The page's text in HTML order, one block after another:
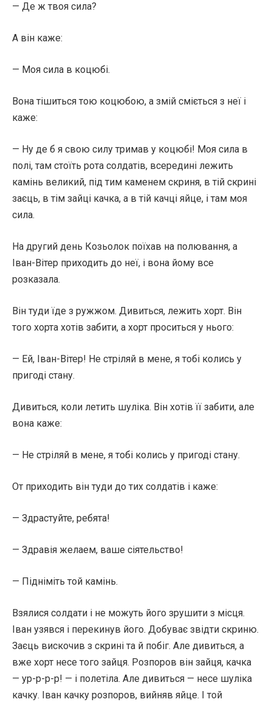
— Де ж твоя сила?
А він каже:
— Моя сила в коцюбі.
Вона тішиться тою коцюбою, а змій сміється з неї і
каже:
— Ну де б я свою силу тримав у коцюбі! Моя сила в
полі, там стоїть рота солдатів, всередині лежить
камінь великий, під тим каменем скриня, в тій скрині
заєць, в тім зайці качка, а в тій качці яйце, і там моя
сила.
На другий день Козьолок поїхав на полювання, а
Іван-Вітер приходить до неї, і вона йому все
розказала.
Він туди їде з ружжом. Дивиться, лежить хорт. Він
того хорта хотів забити, а хорт проситься у нього:
— Ей, Іван-Вітер! Не стріляй в мене, я тобі колись у
пригоді стану.
Дивиться, коли летить шуліка. Він хотів її забити, але
вона каже:
— Не стріляй в мене, я тобі колись у пригоді стану.
От приходить він туди до тих солдатів і каже:
— Здрастуйте, ребята!
— Здравія желаем, ваше сіятельство!
— Підніміть той камінь.
Взялися солдати і не можуть його зрушити з місця.
Іван узявся і перекинув його. Добуває звідти скриню.
Заєць вискочив з скрині та й побіг. Але дивиться, а
вже хорт несе того зайця. Розпоров він зайця, качка
— ур-р-р-р! — і полетіла. Але дивиться — несе шуліка
качку. Іван качку розпоров, вийняв яйце. І той